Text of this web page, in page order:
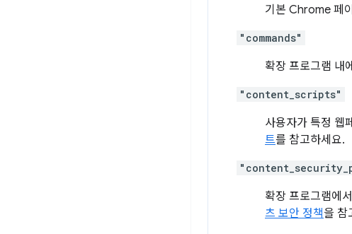
기본 Chrome 페
"commands"
확장 프로그램 내
"content_scripts"
사용자가 특정 웹
트를 참고하세요.
확장 프로그램에
츠 보안 정책을 참